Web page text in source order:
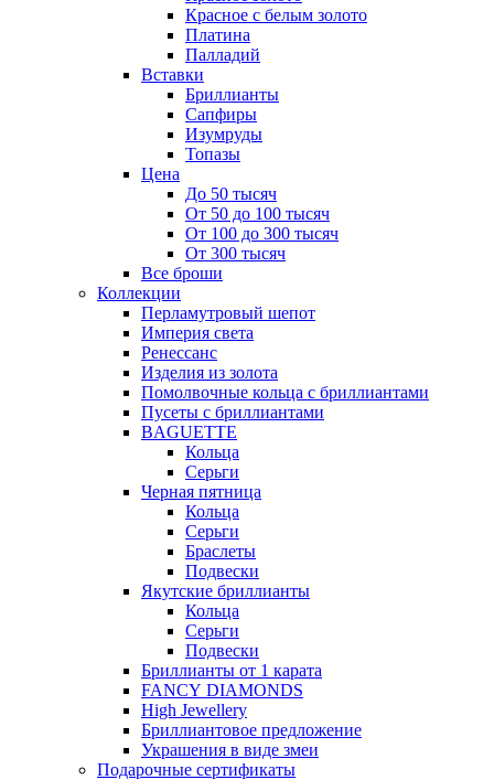
Красное с белым золото
Платина
Палладий
Вставки
Бриллианты
Сапфиры
Изумруды
Топазы
Цена
До 50 тысяч
От 50 до 100 тысяч
От 100 до 300 тысяч
От 300 тысяч
Все броши
Коллекции
Перламутровый шепот
Империя света
Ренессанс
Изделия из золота
Помолвочные кольца с бриллиантами
Пусеты с бриллиантами
BAGUETTE
Кольца
Серьги
Черная пятница
Кольца
Серьги
Браслеты
Подвески
Якутские бриллианты
Кольца
Серьги
Подвески
Бриллианты от 1 карата
FANCY DIAMONDS
High Jewellery
Бриллиантовое предложение
Украшения в виде змеи
Подарочные сертификаты